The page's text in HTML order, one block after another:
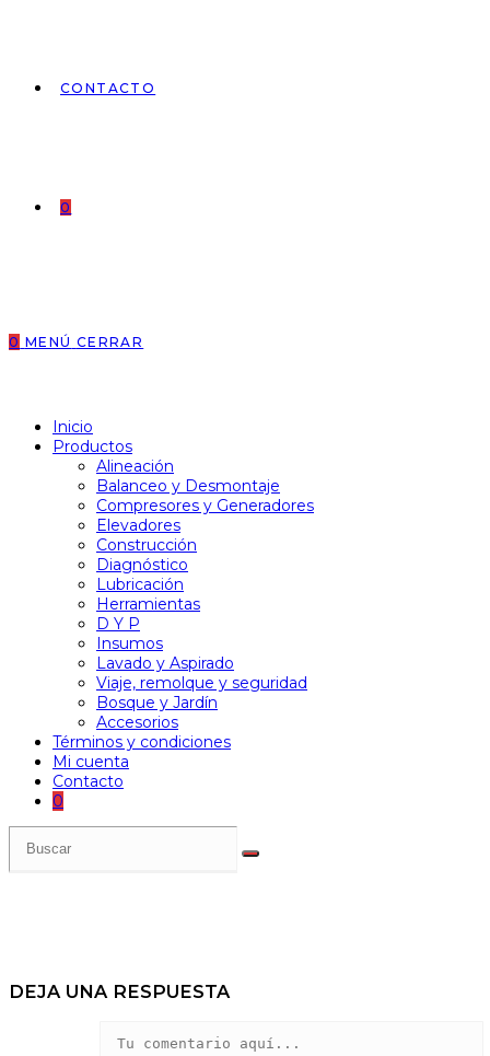
CONTACTO
0
0 MENÚ CERRAR
Inicio
Productos
Alineación
Balanceo y Desmontaje
Compresores y Generadores
Elevadores
Construcción
Diagnóstico
Lubricación
Herramientas
D Y P
Insumos
Lavado y Aspirado
Viaje, remolque y seguridad
Bosque y Jardín
Accesorios
Términos y condiciones
Mi cuenta
Contacto
0
DEJA UNA RESPUESTA